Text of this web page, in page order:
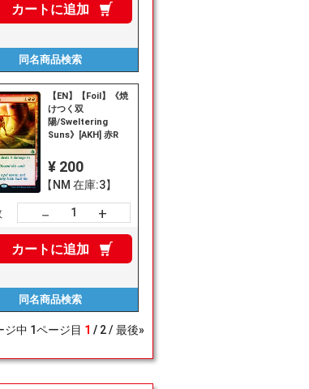
カートに追加
同名商品検索
【EN】【Foil】《焼
けつく双
陽/Sweltering
Suns》[AKH] 赤R
¥ 200
【NM 在庫:3】
－ +
カートに追加
同名商品検索
ジ中 1ページ目 1 2 最後»